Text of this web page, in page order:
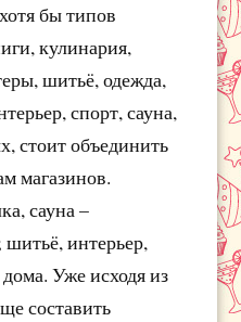
бы типов
кулинария,
шитьё, одежда,
спорт, сауна,
стоит объединить
магазинов.
сауна –
шитьё, интерьер,
Уже исходя из
составить